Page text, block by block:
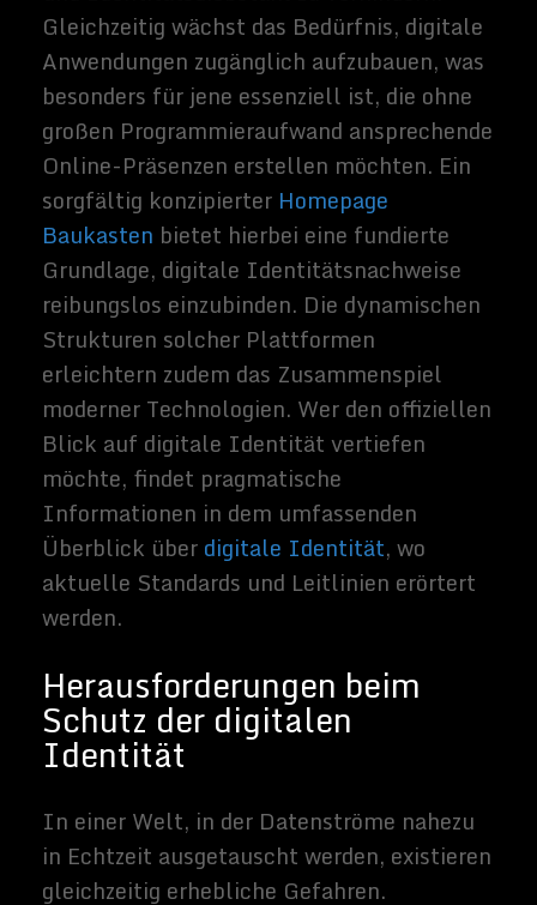
Anomalien in Systemen frühzeitig
erkennen, andererseits ermöglichen sie
Angreifern neue Herangehensweisen.
Letztere können beispielsweise Phishing-
Kampagnen noch überzeugender gestalten
oder passgenaue Social-Engineering-
Taktiken entwickeln. Insofern bleibt der
Schutz digitaler Identitäten ein ständiger
Balanceakt zwischen innovativen Lösungen
und unerwünschten
Manipulationspotenzialen.
Technische Implikationen
und Sicherheitslücken
Geräte, die in engmaschigen Netzwerken
operieren, weisen häufig unscheinbare
Hintertüren auf – von unsachgemäß
konfigurierten Cloud-Services bis hin zu
ungesicherten Schnittstellen. Jeder
Schritt in Richtung Hochverfügbarkeit
birgt zugleich das Risiko umfassender
Angriffsszenarien. Aus diesem Grund
gewinnt die Verknüpfung aus rascher
Fehlerbehebung und qualitätsgesicherter
Authentifizierung, ergänzt um
kontinuierliche Systemaudits, kann gezielt
Lücken erkennen, bevor sich Angreifer
umfangreiche Zugriffsrechte verschaffen.
Forschungeinfließt, eröffnen sich zudem
neue Ansätze, um Sicherheitslösungen
stetig zu perfektionieren.